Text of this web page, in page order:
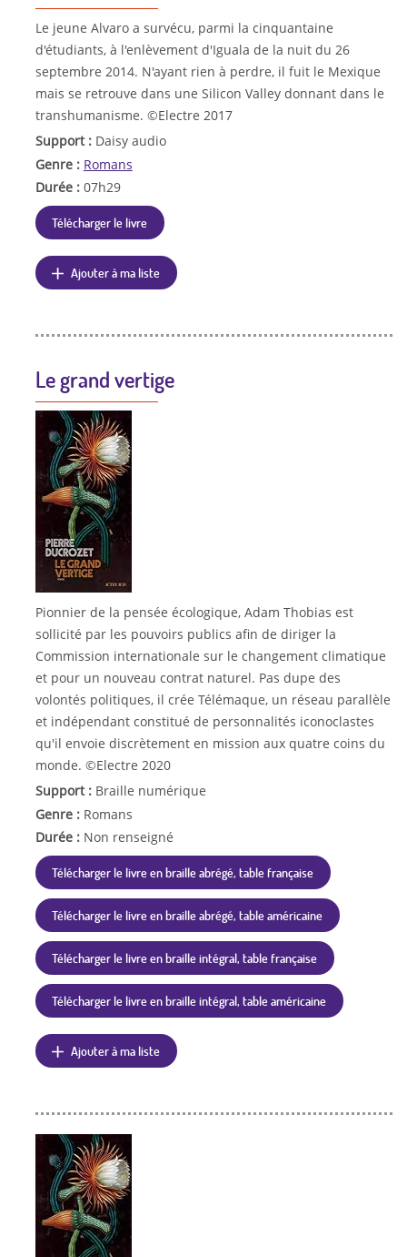
Le jeune Alvaro a survécu, parmi la cinquantaine
d'étudiants, à l'enlèvement d'Iguala de la nuit du 26
septembre 2014. N'ayant rien à perdre, il fuit le Mexique
mais se retrouve dans une Silicon Valley donnant dans le
transhumanisme. ©Electre 2017
Support : Daisy audio
Genre : Romans
Durée : 07h29
Télécharger le livre
Ajouter à ma liste
Le grand vertige
Pionnier de la pensée écologique, Adam Thobias est
sollicité par les pouvoirs publics afin de diriger la
Commission internationale sur le changement climatique
et pour un nouveau contrat naturel. Pas dupe des
volontés politiques, il crée Télémaque, un réseau parallèle
et indépendant constitué de personnalités iconoclastes
qu'il envoie discrètement en mission aux quatre coins du
monde. ©Electre 2020
Support : Braille numérique
Genre : Romans
Durée : Non renseigné
Télécharger le livre en braille abrégé, table française
Télécharger le livre en braille abrégé, table américaine
Télécharger le livre en braille intégral, table française
Télécharger le livre en braille intégral, table américaine
Ajouter à ma liste